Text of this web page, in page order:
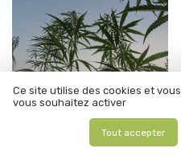
Ce site utilise des cookies et
vous souhaitez activer
Tout accepter